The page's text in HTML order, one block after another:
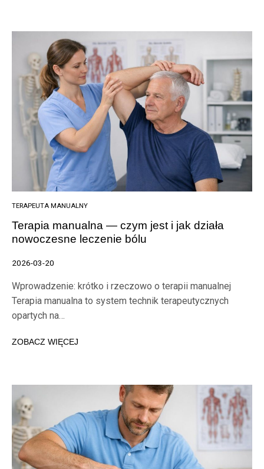
TERAPEUTA MANUALNY
Terapia manualna — czym jest i jak działa
nowoczesne leczenie bólu
2026-03-20
Wprowadzenie: krótko i rzeczowo o terapii manualnej
Terapia manualna to system technik terapeutycznych
opartych na…
ZOBACZ WIĘCEJ